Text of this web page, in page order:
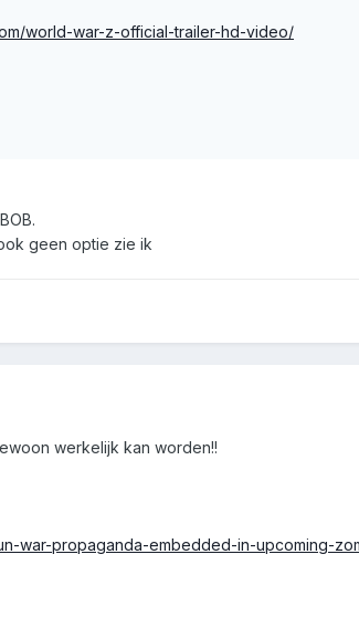
world-war-z-official-trailer-hd-video/
geen optie zie ik
werkelijk kan worden!!
war-propaganda-embedded-in-upcoming-